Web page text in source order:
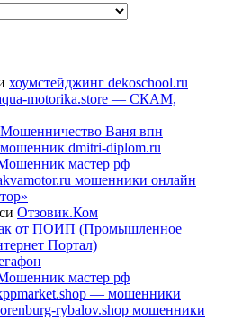
хоумстейджинг dekoschool.ru
motorika.store — СКАМ,
Мошенничество Ваня впн
мошенник dmitri-diplom.ru
мастер рф
мошенники онлайн
Отзовик.Ком
от ПОИП (Промышленное
Портал)
мастер рф
— мошенники
orenburg-rybalov.shop мошенники